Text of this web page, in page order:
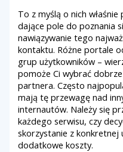
To z myślą o nich
dające pole do poznania
nawiązywanie tego
kontaktu. Różne portale
grup użytkowników –
pomoże Ci wybrać
partnera. Często
mają tę przewagę nad
internautów. Należy się
każdego serwisu, czy
skorzystanie z konkretnej
dodatkowe koszty.